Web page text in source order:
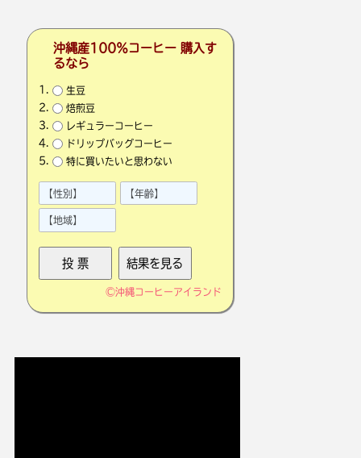
沖縄産100％コーヒー 購入す
るなら
生豆
焙煎豆
レギュラーコーヒー
ドリップバッグコーヒー
特に買いたいと思わない
©沖縄コーヒーアイランド